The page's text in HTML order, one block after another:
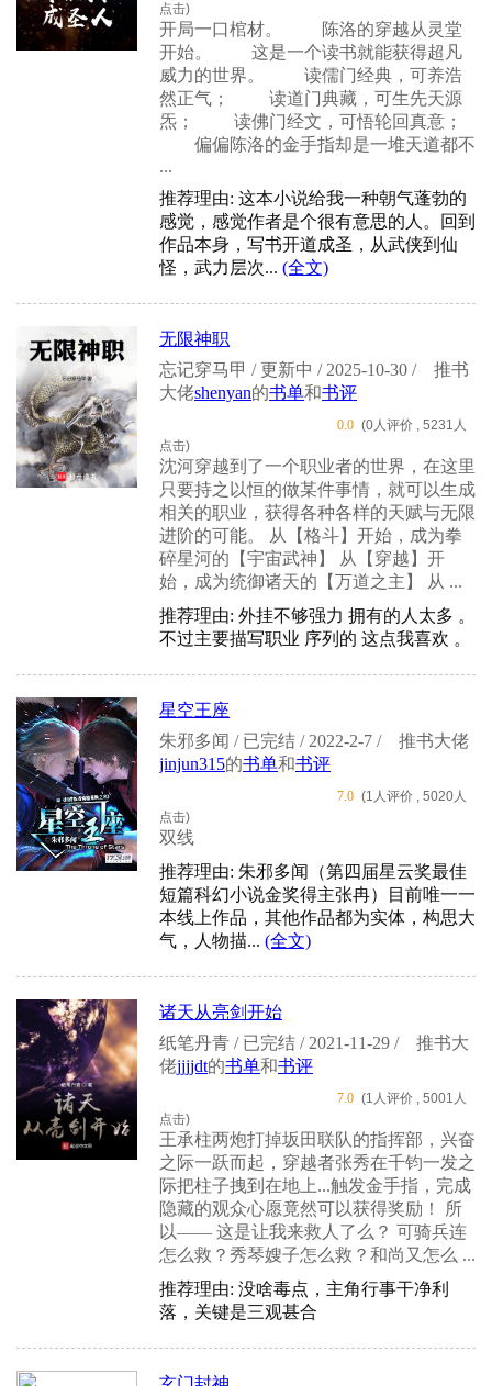
点击)
开局一口棺材。 陈洛的穿越从灵堂
开始。 这是一个读书就能获得超凡
威力的世界。 读儒门经典，可养浩
然正气； 读道门典藏，可生先天源
炁； 读佛门经文，可悟轮回真意；
偏偏陈洛的金手指却是一堆天道都不
...
推荐理由: 这本小说给我一种朝气蓬勃的
感觉，感觉作者是个很有意思的人。回到
作品本身，写书开道成圣，从武侠到仙
怪，武力层次... (全文)
无限神职
忘记穿马甲 / 更新中 / 2025-10-30 /
推书
大佬shenyan的书单和书评
0.0 (0人评价 , 5231人
点击)
沈河穿越到了一个职业者的世界，在这里
只要持之以恒的做某件事情，就可以生成
相关的职业，获得各种各样的天赋与无限
进阶的可能。 从【格斗】开始，成为拳
碎星河的【宇宙武神】 从【穿越】开
始，成为统御诸天的【万道之主】 从 ...
推荐理由: 外挂不够强力 拥有的人太多 。
不过主要描写职业 序列的 这点我喜欢 。
星空王座
朱邪多闻 / 已完结 / 2022-2-7 /
推书大佬
jinjun315的书单和书评
7.0 (1人评价 , 5020人
点击)
双线
推荐理由: 朱邪多闻（第四届星云奖最佳
短篇科幻小说金奖得主张冉）目前唯一一
本线上作品，其他作品都为实体，构思大
气，人物描... (全文)
诸天从亮剑开始
纸笔丹青 / 已完结 / 2021-11-29 /
推书大
佬jjjjdt的书单和书评
7.0 (1人评价 , 5001人
点击)
王承柱两炮打掉坂田联队的指挥部，兴奋
之际一跃而起，穿越者张秀在千钧一发之
际把柱子拽到在地上...触发金手指，完成
隐藏的观众心愿竟然可以获得奖励！ 所
以—— 这是让我来救人了么？ 可骑兵连
怎么救？秀琴嫂子怎么救？和尚又怎么 ...
推荐理由: 没啥毒点，主角行事干净利
落，关键是三观甚合